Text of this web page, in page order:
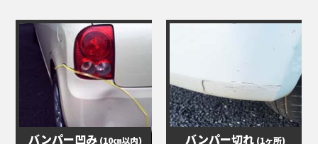
バンパー凹み (10㎝以内) バンパー切れ (1ヶ所)